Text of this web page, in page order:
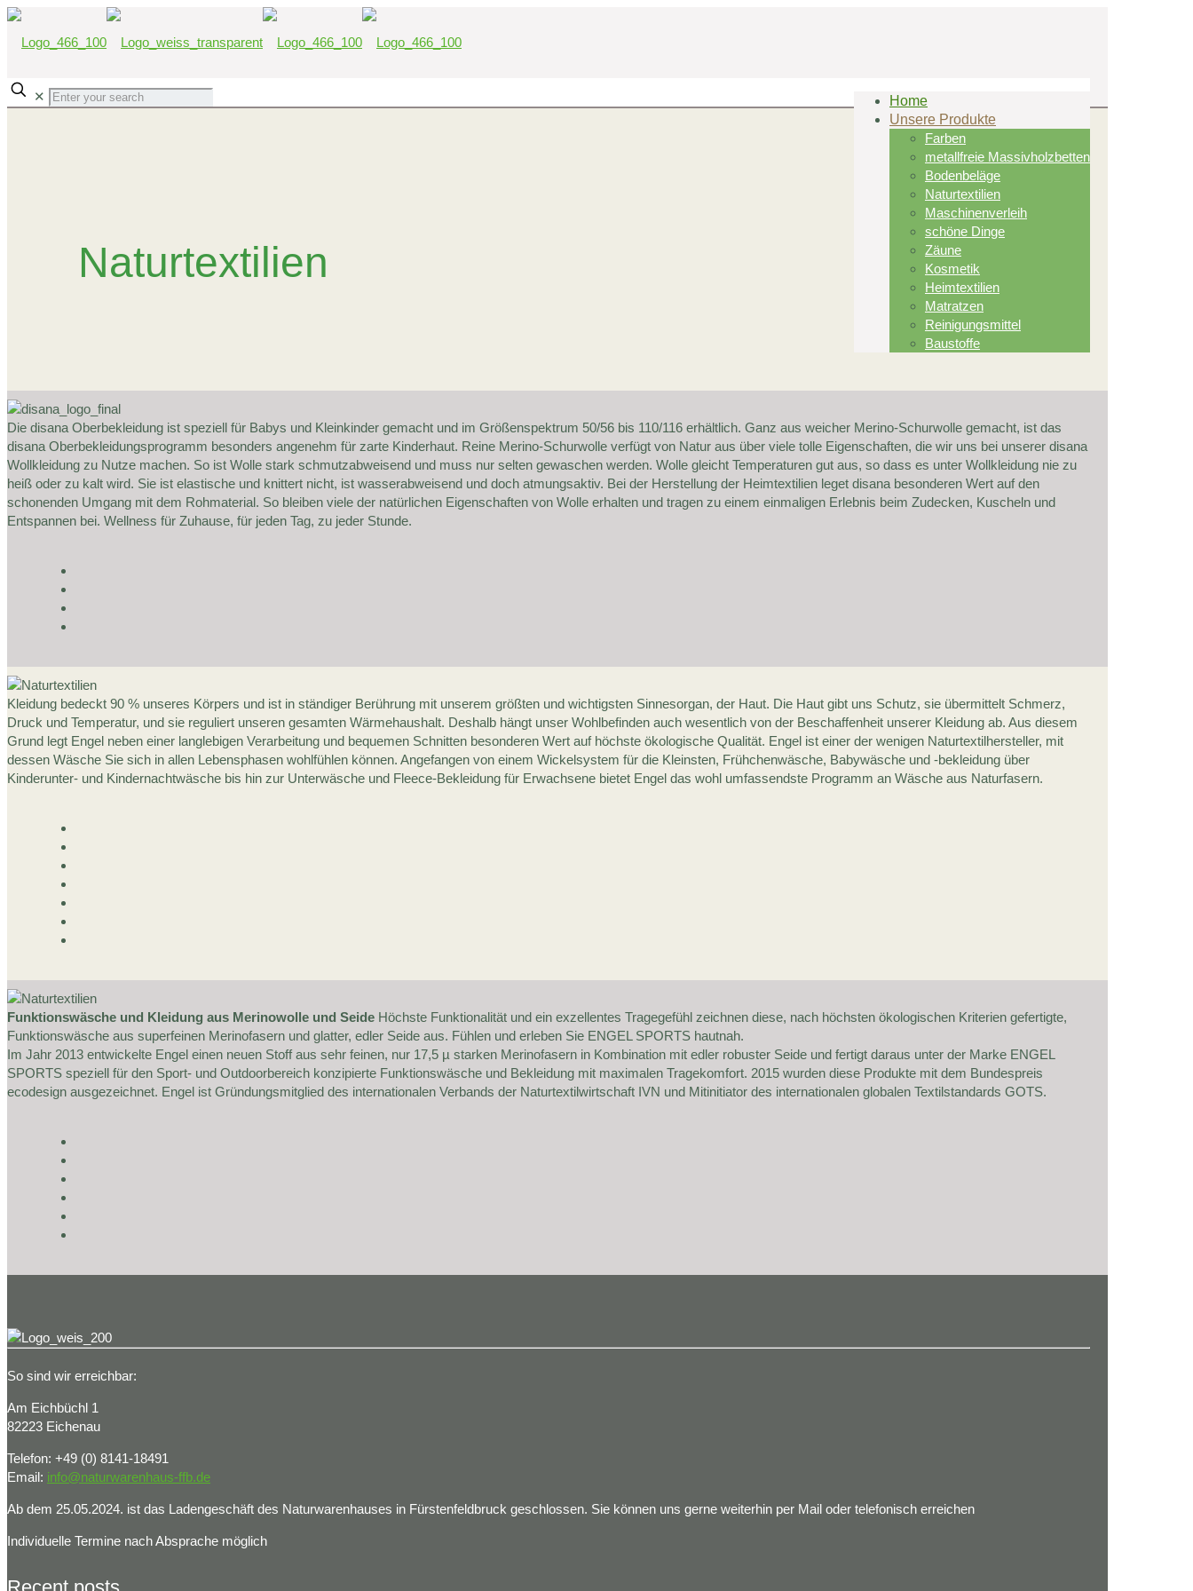
Home
Unsere Produkte
Farben
metallfreie Massivholzbetten
Bodenbeläge
Naturtextilien
Maschinenverleih
schöne Dinge
Zäune
Kosmetik
Heimtextilien
Matratzen
Reinigungsmittel
Baustoffe
✕
Naturtextilien
Die disana Oberbekleidung ist speziell für Babys und Kleinkinder gemacht und im Größenspektrum 50/56 bis 110/116 erhältlich. Ganz aus weicher Merino-Schurwolle gemacht, ist das
disana Oberbekleidungsprogramm besonders angenehm für zarte Kinderhaut. Reine Merino-Schurwolle verfügt von Natur aus über viele tolle Eigenschaften, die wir uns bei unserer disana
Wollkleidung zu Nutze machen. So ist Wolle stark schmutzabweisend und muss nur selten gewaschen werden. Wolle gleicht Temperaturen gut aus, so dass es unter Wollkleidung nie zu
heiß oder zu kalt wird. Sie ist elastische und knittert nicht, ist wasserabweisend und doch atmungsaktiv. Bei der Herstellung der Heimtextilien leget disana besonderen Wert auf den
schonenden Umgang mit dem Rohmaterial. So bleiben viele der natürlichen Eigenschaften von Wolle erhalten und tragen zu einem einmaligen Erlebnis beim Zudecken, Kuscheln und
Entspannen bei. Wellness für Zuhause, für jeden Tag, zu jeder Stunde.
Kleidung bedeckt 90 % unseres Körpers und ist in ständiger Berührung mit unserem größten und wichtigsten Sinnesorgan, der Haut. Die Haut gibt uns Schutz, sie übermittelt Schmerz,
Druck und Temperatur, und sie reguliert unseren gesamten Wärmehaushalt. Deshalb hängt unser Wohlbefinden auch wesentlich von der Beschaffenheit unserer Kleidung ab. Aus diesem
Grund legt Engel neben einer langlebigen Verarbeitung und bequemen Schnitten besonderen Wert auf höchste ökologische Qualität. Engel ist einer der wenigen Naturtextilhersteller, mit
dessen Wäsche Sie sich in allen Lebensphasen wohlfühlen können. Angefangen von einem Wickelsystem für die Kleinsten, Frühchenwäsche, Babywäsche und -bekleidung über
Kinderunter- und Kindernachtwäsche bis hin zur Unterwäsche und Fleece-Bekleidung für Erwachsene bietet Engel das wohl umfassendste Programm an Wäsche aus Naturfasern.
Funktionswäsche und Kleidung aus Merinowolle und Seide Höchste Funktionalität und ein exzellentes Tragegefühl zeichnen diese, nach höchsten ökologischen Kriterien gefertigte,
Funktionswäsche aus superfeinen Merinofasern und glatter, edler Seide aus. Fühlen und erleben Sie ENGEL SPORTS hautnah.
Im Jahr 2013 entwickelte Engel einen neuen Stoff aus sehr feinen, nur 17,5 µ starken Merinofasern in Kombination mit edler robuster Seide und fertigt daraus unter der Marke ENGEL
SPORTS speziell für den Sport- und Outdoorbereich konzipierte Funktionswäsche und Bekleidung mit maximalen Tragekomfort. 2015 wurden diese Produkte mit dem Bundespreis
ecodesign ausgezeichnet. Engel ist Gründungsmitglied des internationalen Verbands der Naturtextilwirtschaft IVN und Mitinitiator des internationalen globalen Textilstandards GOTS.
So sind wir erreichbar:
Am Eichbüchl 1
82223 Eichenau
Telefon: +49 (0) 8141-18491
Email: info@naturwarenhaus-ffb.de
Ab dem 25.05.2024. ist das Ladengeschäft des Naturwarenhauses in Fürstenfeldbruck geschlossen. Sie können uns gerne weiterhin per Mail oder telefonisch erreichen
Individuelle Termine nach Absprache möglich